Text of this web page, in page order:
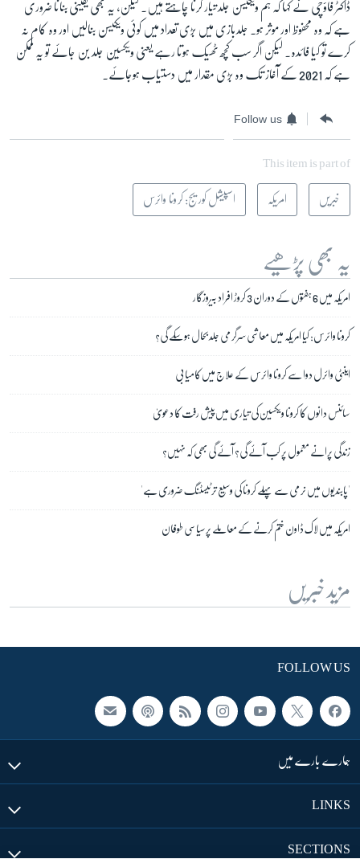
ڈاکٹر فاؤچی نے کہا کہ ہم ویکیسن جلد تیار کرنا چاہتے ہیں۔ لیکن، یہ بھی یقینی بنانا ضروری
ہے کہ وہ محفوظ اور موثر ہو۔ جلدبازی میں بڑی تعداد میں کوئی ویکیسن بنالیں اور وہ کام نہ
کرے تو کیا فائدہ۔ لیکن اگر سب کچھ ٹھیک ہوتا رہے یعنی ویکسین جلد بن جائے تو یہ ممکن
ہے کہ 2021 کے آغاز تک وہ بڑی مقدار میں دستیاب ہوجائے۔
Follow us
This item is part of
خبریں امریکہ اسپیشل کوریج: کرونا وائرس
یہ بھی پڑھیے
امریکہ میں 6 ہفتوں کے دوران 3 کروڑ افراد بیروزگار
کرونا وائرس: کیا امریکہ میں معاشی سرگرمی جلد بحال ہوسکے گی؟
اینٹی وائرل دوا سے کرونا وائرس کے علاج میں کامیابی
سائنس دانوں کا کرونا ویکسین کی تیاری میں پیش رفت کا دعویٰ
زندگی پرانے معمول پر کب آئے گی؟ آئے گی بھی کہ نہیں؟
'پابندیوں میں نرمی سے پہلے کرونا کی وسیع تر ٹیسٹنگ ضروری ہے'
امریکہ میں لاک ڈاون ختم کرنے کے معاملے پر سیاسی طوفان
مزید خبریں
FOLLOW US
ہمارے بارے میں
LINKS
SECTIONS